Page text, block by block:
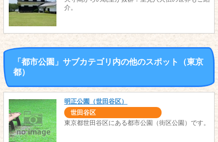
介。
「都市公園」サブカテゴリ内の他のスポット（東京
都）
明正公園（世田谷区）
世田谷区
東京都世田谷区にある都市公園（街区公園）です。